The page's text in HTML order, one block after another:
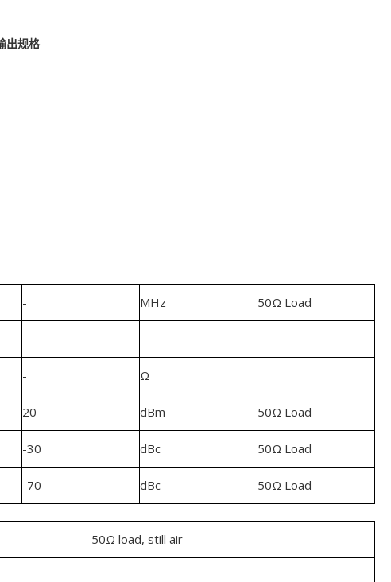
出规格
- MHz 50Ω Load
- Ω
20 dBm 50Ω Load
-30 dBc 50Ω Load
-70 dBc 50Ω Load
50Ω load, still air